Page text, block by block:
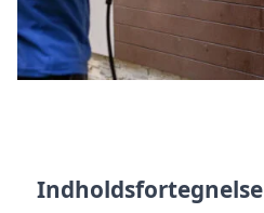
Indholdsfortegnelse